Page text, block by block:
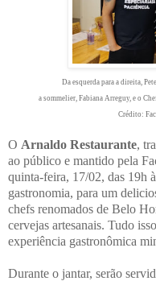
Da esquerda para a direita,
a sommelier, Fabiana Arreguy, e o
Crédito:
O Arnaldo Restaurante,
ao público e mantido pela
quinta-feira, 17/02, das 19h
gastronomia, para um
chefs renomados de Belo
cervejas artesanais. Tudo
experiência gastronômica
Durante o jantar, serão